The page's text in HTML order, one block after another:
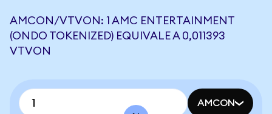
AMCON/VTVON: 1 AMC ENTERTAINMENT
(ONDO TOKENIZED) EQUIVALE A 0,011393
VTVON
AMCON